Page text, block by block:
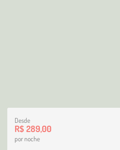
Desde
R$ 289,00
por noche